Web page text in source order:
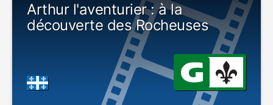
Arthur l'aventurier : à la
découverte des Rocheuses